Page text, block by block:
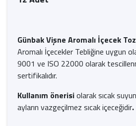
Günbak Vişne Aromalı İçecek
Aromalı İçecekler Tebliğine uygun
9001 ve ISO 22000 olarak
sertifikalıdır.
Kullanım önerisiolarak sıcak
ayların vazgeçilmez sıcak içeceğidir.